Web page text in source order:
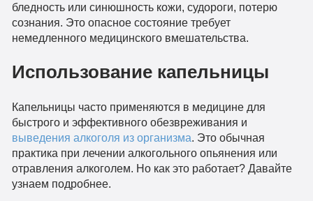
бледность или синюшность кожи, судороги, потерю
сознания. Это опасное состояние требует
немедленного медицинского вмешательства.
Использование капельницы
Капельницы часто применяются в медицине для
быстрого и эффективного обезвреживания и
выведения алкоголя из организма. Это обычная
практика при лечении алкогольного опьянения или
отравления алкоголем. Но как это работает? Давайте
узнаем подробнее.